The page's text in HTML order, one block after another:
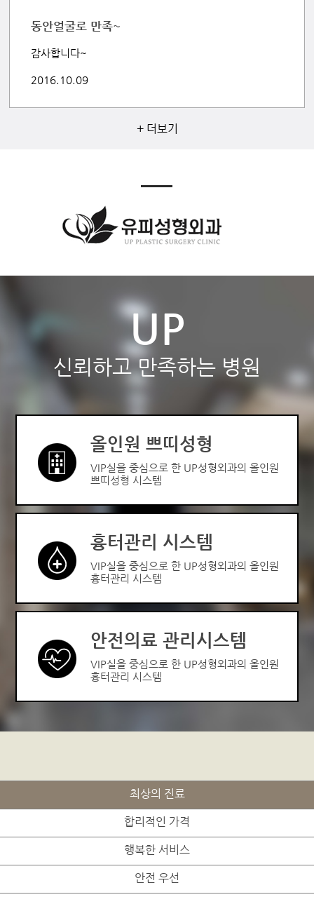
동안얼굴로 만족~
감사합니다~
2016.10.09
+ 더보기
UP
신뢰하고 만족하는 병원
올인원 쁘띠성형
VIP실을 중심으로 한 UP성형외과의 올인원
쁘띠성형 시스템
흉터관리 시스템
VIP실을 중심으로 한 UP성형외과의 올인원
흉터관리 시스템
안전의료 관리시스템
VIP실을 중심으로 한 UP성형외과의 올인원
흉터관리 시스템
최상의 진료
합리적인 가격
행복한 서비스
안전 우선